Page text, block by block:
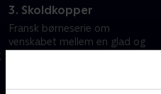
3. Skoldkopper
Fransk børneserie om
venskabet mellem en glad og
1. maj 2023 • 3 min